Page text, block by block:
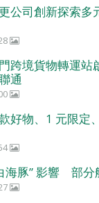
公司創新探索多
跨境貨物轉運站
通
好物、1 元限定
海豚” 影響 部分